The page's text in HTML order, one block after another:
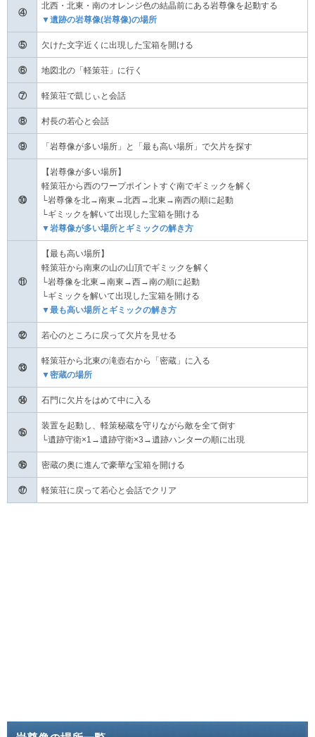
④
北西・北東・南のオレンジ色の結晶前にある岩尊像を起動する
▼遺跡の岩尊像(岩尊像)の場所
⑤ 欠けた文字近くに出現した宝箱を開ける
⑥ 地図北の「軽策荘」に行く
⑦ 軽策荘で凱じぃと会話
⑧ 村長の若心と会話
⑨ 「岩尊像が多い場所」と「最も高い場所」で欠片を探す
⑩
【岩尊像が多い場所】
軽策荘から西のワープポイントすぐ南でギミックを解く
└岩尊像を北→南東→北西→北東→南西の順に起動
└ギミックを解いて出現した宝箱を開ける
▼岩尊像が多い場所とギミックの解き方
⑪
【最も高い場所】
軽策荘から南東の山の山頂でギミックを解く
└岩尊像を北東→南東→西→南の順に起動
└ギミックを解いて出現した宝箱を開ける
▼最も高い場所とギミックの解き方
⑫ 若心のところに戻って欠片を見せる
⑬
軽策荘から北東の滝壺右から「密蔵」に入る
▼密蔵の場所
⑭ 石門に欠片をはめて中に入る
⑮
装置を起動し、軽策秘蔵を守りながら敵を全て倒す
└遺跡守衛×1→遺跡守衛×3→遺跡ハンターの順に出現
⑯ 密蔵の奥に進んで豪華な宝箱を開ける
⑰ 軽策荘に戻って若心と会話でクリア